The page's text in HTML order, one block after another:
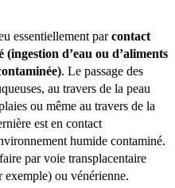
essentiellement parcontact
d’eau ou d’aliments
. Le passage des
au travers de la peau
ou même au travers de la
est en contact
humide contaminé.
par voie transplacentaire
ou vénérienne.